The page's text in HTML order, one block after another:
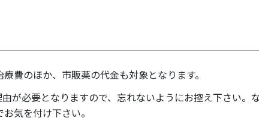
費のほか、市販薬の代金も対象となります。
が必要となりますので、忘れないようにお控え下さい。
気を付け下さい。